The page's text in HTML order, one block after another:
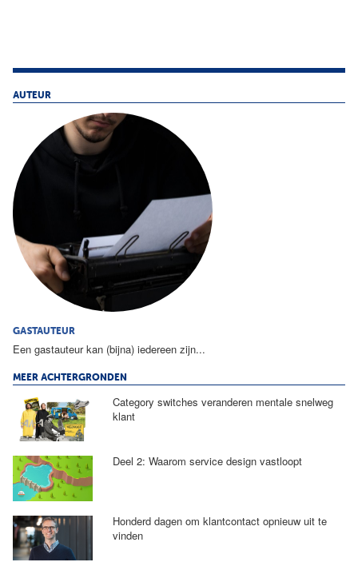
AUTEUR
GASTAUTEUR
Een gastauteur kan (bijna) iedereen zijn...
MEER ACHTERGRONDEN
Category switches veranderen mentale snelweg
klant
Deel 2: Waarom service design vastloopt
Honderd dagen om klantcontact opnieuw uit te
vinden